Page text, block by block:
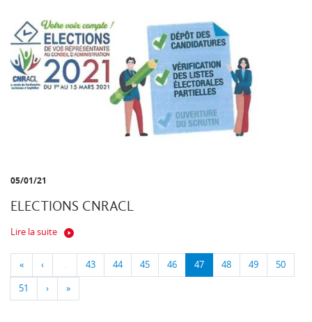
05/01/21
ELECTIONS CNRACL
Lire la suite
« ‹ … 43 44 45 46 47 48 49 50
51 › »